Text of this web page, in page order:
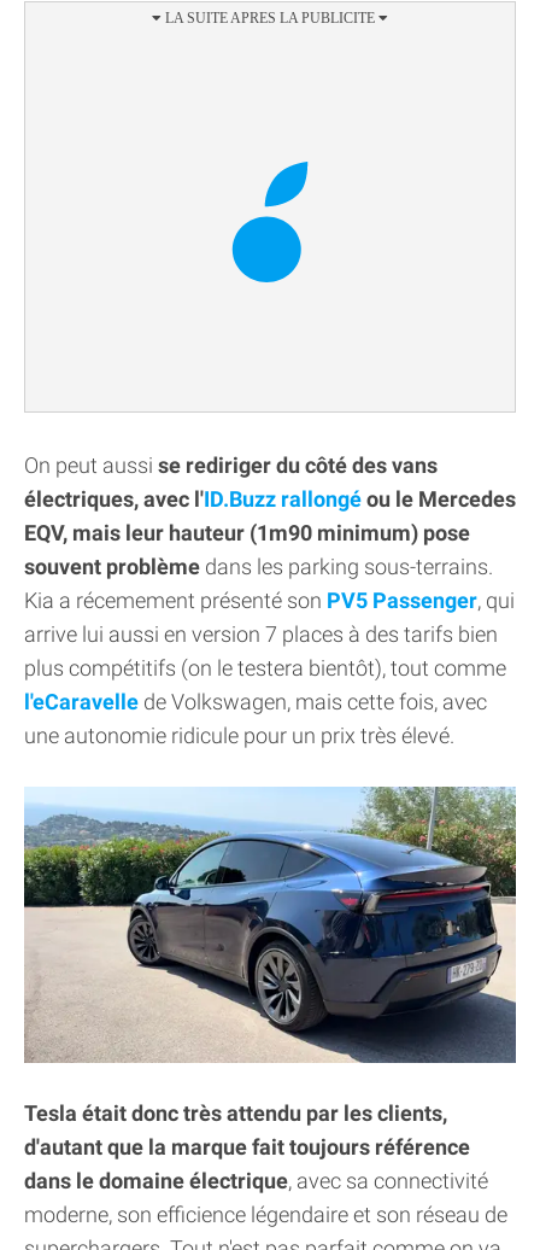
On peut aussi se rediriger du côté des vans
électriques, avec l'ID.Buzz rallongéou le Mercedes
EQV, mais leur hauteur (1m90 minimum) pose
souvent problème dans les parking sous-terrains.
Kia a récemement présenté son PV5 Passenger, qui
arrive lui aussi en version 7 places à des tarifs bien
plus compétitifs (on le testera bientôt), tout comme
l'eCaravelle de Volkswagen, mais cette fois, avec
une autonomie ridicule pour un prix très élevé.
Tesla était donc très attendu par les clients,
d'autant que la marque fait toujours référence
dans le domaine électrique, avec sa connectivité
moderne, son efficience légendaire et son réseau de